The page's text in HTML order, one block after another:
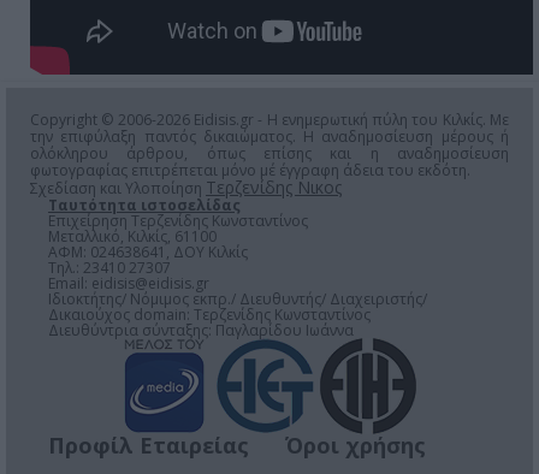
Copyright © 2006-2026 Eidisis.gr - Η ενημερωτική πύλη του Κιλκίς. Με
την επιφύλαξη παντός δικαιώματος. Η αναδημοσίευση μέρους ή
ολόκληρου άρθρου, όπως επίσης και η αναδημοσίευση
φωτογραφίας επιτρέπεται μόνο μέ έγγραφη άδεια του εκδότη.
Σχεδίαση και Υλοποίηση Τερζενίδης Νικος
Ταυτότητα ιστοσελίδας
Επιχείρηση Τερζενίδης Κωνσταντίνος
Μεταλλικό, Κιλκίς, 61100
ΑΦΜ: 024638641, ΔΟΥ Κιλκίς
Τηλ.: 23410 27307
Email: eidisis@eidisis.gr
Ιδιοκτήτης/ Νόμιμος εκπρ./ Διευθυντής/ Διαχειριστής/
Δικαιούχος domain: Τερζενίδης Κωνσταντίνος
Διευθύντρια σύνταξης: Παγλαρίδου Ιωάννα
Προφίλ Εταιρείας Όροι χρήσης